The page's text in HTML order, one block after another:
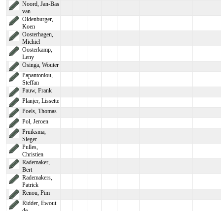
Noord, Jan-Bas
van
Oldenburger,
Koen
Oosterhagen,
Michiel
Oosterkamp,
Leny
Osinga, Wouter
Papantoniou,
Steffan
Pauw, Frank
Planjer, Lissette
Poels, Thomas
Pol, Jeroen
Pruiksma,
Sieger
Pulles,
Christien
Rademaker,
Bert
Rademakers,
Patrick
Renou, Pim
Ridder, Ewout